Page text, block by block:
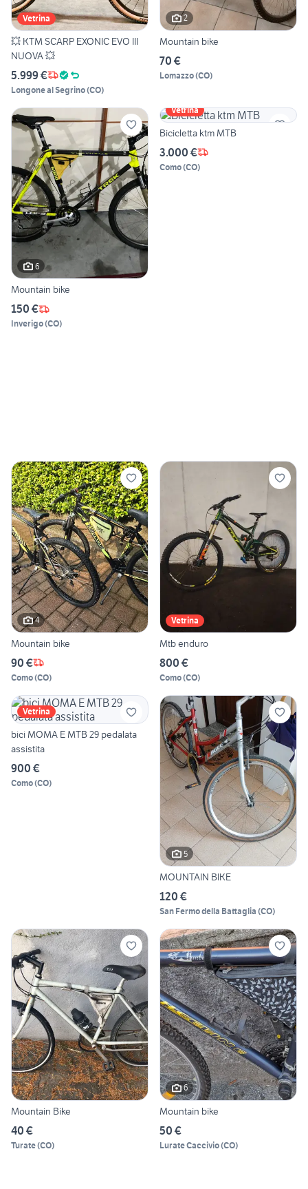
Vetrina
💥 KTM SCARP EXONIC EVO III
NUOVA 💥
5.999 €
Longone al Segrino(CO)
2
Mountain bike
70 €
Lomazzo(CO)
6
Mountain bike
150 €
Inverigo(CO)
Vetrina
Bicicletta ktm MTB
3.000 €
Como(CO)
4
Mountain bike
90 €
Como(CO)
Vetrina
Mtb enduro
800 €
Como(CO)
Vetrina
bici MOMA E MTB 29 pedalata
assistita
900 €
Como(CO)
5
MOUNTAIN BIKE
120 €
San Fermo della Battaglia (CO)
Mountain Bike
40 €
Turate(CO)
6
Mountain bike
50 €
Lurate Caccivio(CO)